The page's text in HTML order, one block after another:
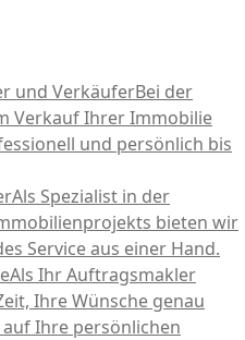
und VerkäuferBei der
Verkauf Ihrer Immobilie
und persönlich bis
Als Spezialist in der
bieten wir
Service aus einer Hand.
Als Ihr Auftragsmakler
Ihre Wünsche genau
Ihre persönlichen